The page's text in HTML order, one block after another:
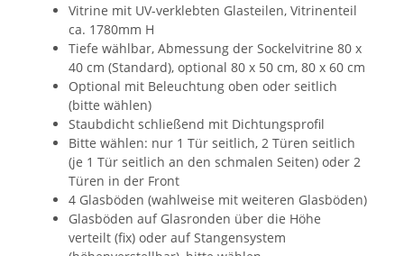
Vitrine mit UV-verklebten Glasteilen, Vitrinenteil
ca. 1780mm H
Tiefe wählbar, Abmessung der Sockelvitrine 80 x
40 cm (Standard), optional 80 x 50 cm, 80 x 60 cm
Optional mit Beleuchtung oben oder seitlich
(bitte wählen)
Staubdicht schließend mit Dichtungsprofil
Bitte wählen: nur 1 Tür seitlich, 2 Türen seitlich
(je 1 Tür seitlich an den schmalen Seiten) oder 2
Türen in der Front
4 Glasböden (wahlweise mit weiteren Glasböden)
Glasböden auf Glasronden über die Höhe
verteilt (fix) oder auf Stangensystem